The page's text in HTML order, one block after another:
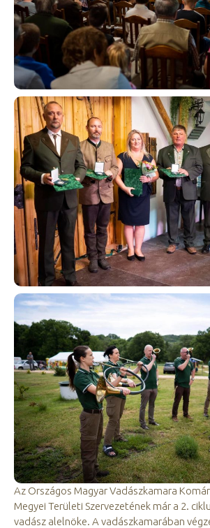
Az Országos Magyar Vadászkamara
Megyei Területi Szervezetének már a 2.
vadász alelnöke. A vadászkamarában